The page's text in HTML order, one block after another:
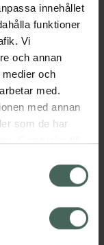
innehållet
funktioner
Vi
och annan
och
med.
med annan
som de har
påverkar inte
återkallelsen.